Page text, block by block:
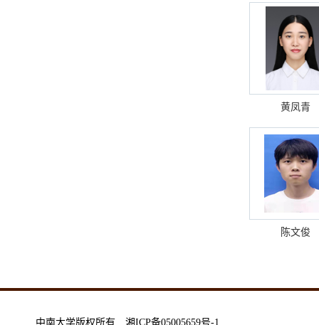
黄凤青
陈文俊
中南大学版权所有 湘ICP备05005659号-1